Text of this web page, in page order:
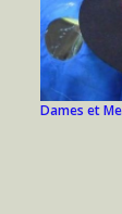
Dames et